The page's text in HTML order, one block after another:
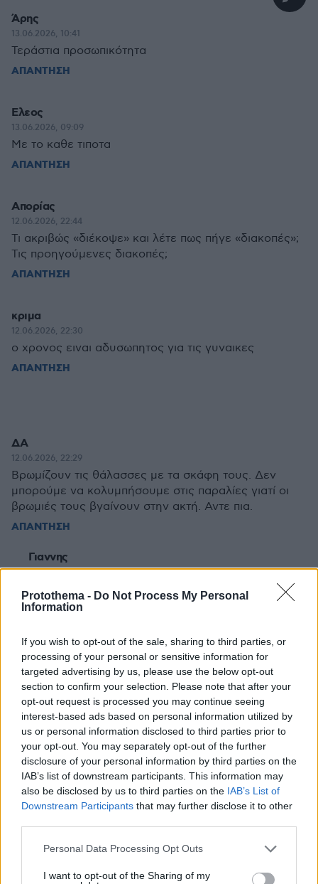
Protothema - Do Not Process My Personal
Information
If you wish to opt-out of the sale, sharing to third parties, or
processing of your personal or sensitive information for
targeted advertising by us, please use the below opt-out
section to confirm your selection. Please note that after your
opt-out request is processed you may continue seeing
interest-based ads based on personal information utilized by
us or personal information disclosed to third parties prior to
your opt-out. You may separately opt-out of the further
disclosure of your personal information by third parties on the
IAB’s list of downstream participants. This information may
also be disclosed by us to third parties on the IAB’s List of
Downstream Participants that may further disclose it to other
Please note that this website/app uses one or more Google
not limited to your visit or usage behaviour. You may click to
Personal Data Processing Opt Outs
I want to opt-out of the Sharing of my
Άρης
13.06.2026, 10:41
Τεράστια προσωπικότητα
ΑΠΑΝΤΗΣΗ
Ελεος
13.06.2026, 09:09
Με το καθε τιποτα
ΑΠΑΝΤΗΣΗ
Απορίας
12.06.2026, 22:44
Τι ακριβώς «διέκοψε» και λέτε πως πήγε «διακοπές»;
Τις προηγούμενες διακοπές;
ΑΠΑΝΤΗΣΗ
κριμα
12.06.2026, 22:30
ο χρονος ειναι αδυσωπητος για τις γυναικες
ΑΠΑΝΤΗΣΗ
ΔΑ
12.06.2026, 22:29
Βρωμίζουν τις θάλασσες με τα σκάφη τους. Δεν
μπορούμε να κολυμπήσουμε στις παραλίες γιατί οι
βρωμιές τους βγαίνουν στην ακτή. Αντε πια.
ΑΠΑΝΤΗΣΗ
Γιαννης
12.06.2026, 22:56
Πίκρα ο πλεμπαίος συριζοβιόλης....
ΑΠΑΝΤΗΣΗ
ΠΡΟΣΘΗΚΗ ΣΧΟΛΙΟΥ
ΌΝΟΜΑ *
EMAIL
ΣΧΌΛΙΟ *